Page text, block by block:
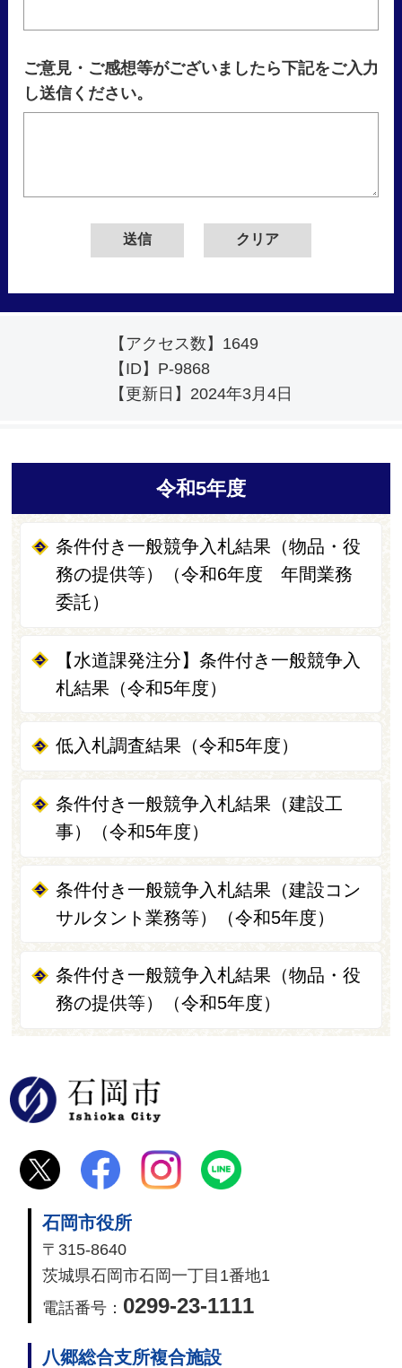
ご意見・ご感想等がございましたら下記をご入力
し送信ください。
【アクセス数】 1649
【ID】 P-9868
【更新日】 2024年3月4日
令和5年度
条件付き一般競争入札結果（物品・役
務の提供等）（令和6年度 年間業務
委託）
【水道課発注分】条件付き一般競争入
札結果（令和5年度）
低入札調査結果（令和5年度）
条件付き一般競争入札結果（建設工
事）（令和5年度）
条件付き一般競争入札結果（建設コン
サルタント業務等）（令和5年度）
条件付き一般競争入札結果（物品・役
務の提供等）（令和5年度）
石岡市役所
〒315-8640
茨城県石岡市石岡一丁目1番地1
電話番号： 0299-23-1111
八郷総合支所複合施設